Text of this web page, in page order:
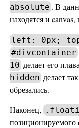
absolute . В
находятся и canvas,
left: 0px;
#divcontainer
10 делает его
hidden делает
обрезались.
Наконец,
позиционируемого